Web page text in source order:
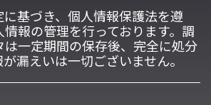
基づき、個人情報保護法を遵
報の管理を行っております。調
一定期間の保存後、完全に処分
漏えいは一切ございません。